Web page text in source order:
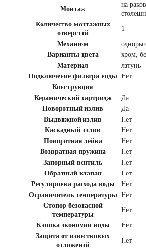
Монтаж
на
Количество монтажных
отверстий
1
Механизм
Варианты цвета
хром,
Материал
латунь
Подключение фильтра воды Нет
Конструкция
Керамический картридж
Да
Поворотный излив
Да
Выдвижной излив
Нет
Каскадный излив
Нет
Поворотная лейка
Нет
Возвратная пружина
Нет
Запорный вентиль
Нет
Обратный клапан
Нет
Регулировка расхода воды
Нет
Ограничитель температуры Нет
Стопор безопасной
температуры
Нет
Кнопка экономии воды
Нет
Защита от известковых
отложений
Нет